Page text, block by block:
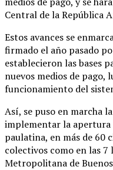
Central de la República
Estos avances se
firmado el año pasado
establecieron las bases
nuevos medios de pago,
funcionamiento del
Así, se puso en marcha
implementar la apertura
paulatina, en más de 60
colectivos como en las
Metropolitana de